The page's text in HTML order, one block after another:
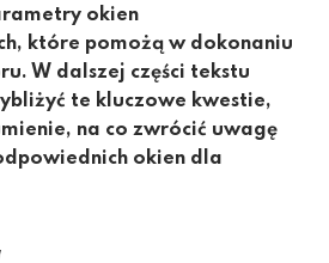
okien
które pomożą w dokonaniu
W dalszej części tekstu
te kluczowe kwestie,
na co zwrócić uwagę
okien dla